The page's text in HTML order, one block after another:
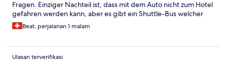
Fragen. Einziger Nachteil ist, dass mit dem Auto nicht zum Hotel
gefahren werden kann, aber es gibt ein Shuttle-Bus welcher
durch die Bergstrasse hoch fährt. Sehr zum Empfehlen!
Beat, perjalanan 1 malam
Ulasan terverifikasi